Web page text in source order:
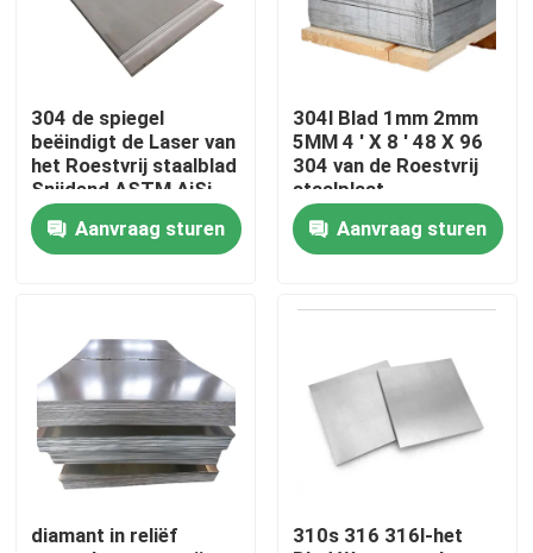
Ongeveer ons
Kwaliteitscontrole
Contact de V.S.
Verzoek om een Citaat
roestvrij staal om buis
het blad van de roestvrij staalplaat
304 de spiegel
beëindigt de Laser van
het Roestvrij staalblad
Snijdend ASTM AiSi
SUS 201 304L 316
410 430Aanvraag sturen
304l Blad 1mm 2mm
5MM 4 ' X 8 ' 48 X 96
304 van de Roestvrij
staalplaat
Aanvraag sturen
diamant in reliëf
310s 316 316l-het